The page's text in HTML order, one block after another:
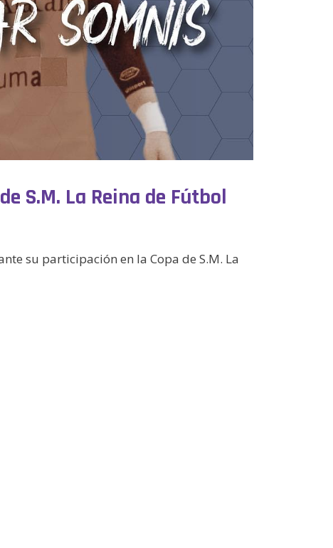
S.M. La Reina de Fútbol
su participación en la Copa de S.M. La